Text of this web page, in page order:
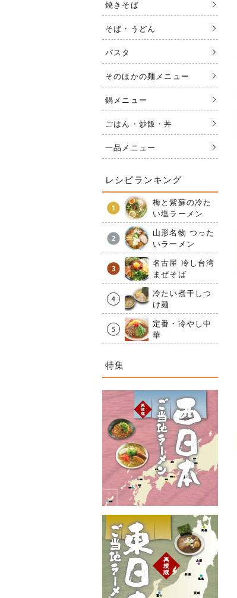
焼きそば
そば・うどん
パスタ
そのほかの麺メニュー
鍋メニュー
ごはん・炒飯・丼
一品メニュー
レシピランキング
梅と紫蘇の冷た
い塩ラーメン
山形名物 つった
いラーメン
名古屋 冷し台湾
まぜそば
冷たい煮干しつ
け麺
定番・冷やし中
華
特集